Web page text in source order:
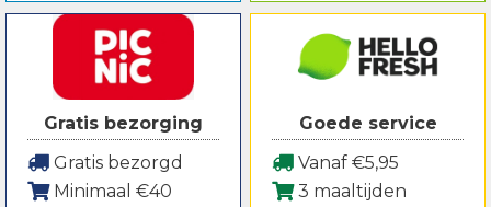
Gratis bezorging
Gratis bezorgd
Minimaal €40
Goede service
Vanaf €5,95
3 maaltijden